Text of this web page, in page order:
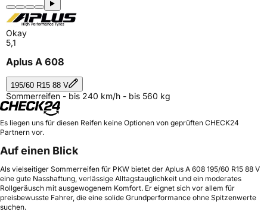
Okay
5,1
Aplus A 608
195/60 R15 88 V
Sommerreifen - bis 240 km/h - bis 560 kg
Es liegen uns für diesen Reifen keine Optionen von geprüften CHECK24
Partnern vor.
Auf einen Blick
Als vielseitiger Sommerreifen für PKW bietet der Aplus A 608 195/60 R15 88 V
eine gute Nasshaftung, verlässige Alltagstauglichkeit und ein moderates
Rollgeräusch mit ausgewogenem Komfort. Er eignet sich vor allem für
preisbewusste Fahrer, die eine solide Grundperformance ohne Spitzenwerte
suchen.